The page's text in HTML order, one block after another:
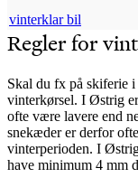
vinterklar bil
Regler for
Skal du fx på skiferie
vinterkørsel. I Østrig
ofte være lavere end
snekæder er derfor
vinterperioden. I
have minimum 4 mm